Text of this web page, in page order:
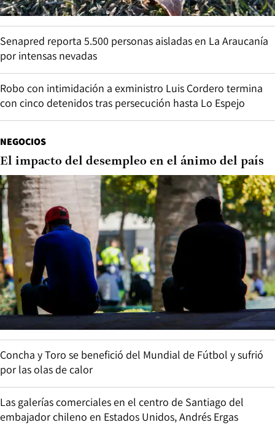
Senapred reporta 5.500 personas aisladas en La Araucanía
por intensas nevadas
Robo con intimidación a exministro Luis Cordero termina
con cinco detenidos tras persecución hasta Lo Espejo
NEGOCIOS
El impacto del desempleo en el ánimo del país
Concha y Toro se benefició del Mundial de Fútbol y sufrió
por las olas de calor
Las galerías comerciales en el centro de Santiago del
embajador chileno en Estados Unidos, Andrés Ergas